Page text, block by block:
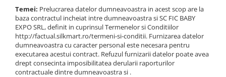
Temei: Prelucrarea datelor dumneavoastra in acest scop are la
baza contractul incheiat intre dumneavoastra si SC FIC BABY
EXPO SRL, definit in cuprinsul Termenelor si Conditiilor
http://factual.silkmart.ro/termeni-si-conditii. Furnizarea datelor
dumneavoastra cu caracter personal este necesara pentru
executarea acestui contract. Refuzul furnizarii datelor poate avea
drept consecinta imposibilitatea derularii raporturilor
contractuale dintre dumneavoastra si .